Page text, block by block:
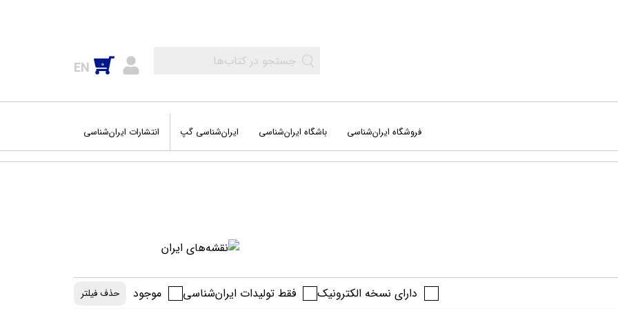
0
EN
سفرنامه‌ ها
نجوم و فضا
نقشه سفرهای من
فروشگاه ایران‌شناسی باشگاه ایران‌شناسی ایران‌شناسی گپ انتشارات ایران‌شناسی
حذف فیلتر موجود فقط تولیدات ایران‌شناسی دارای نسخه الکترونیک